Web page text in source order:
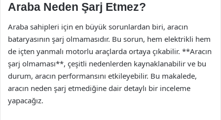
Araba Neden Şarj Etmez?
Araba sahipleri için en büyük sorunlardan biri, aracın
bataryasının şarj olmamasıdır. Bu sorun, hem elektrikli hem
de içten yanmalı motorlu araçlarda ortaya çıkabilir. **Aracın
şarj olmaması**, çeşitli nedenlerden kaynaklanabilir ve bu
durum, aracın performansını etkileyebilir. Bu makalede,
aracın neden şarj etmediğine dair detaylı bir inceleme
yapacağız.